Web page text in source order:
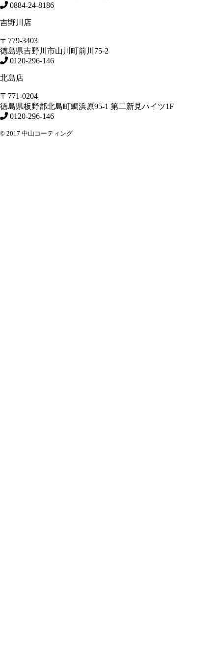
0884-24-8186
吉野川店
〒779-3403
徳島県吉野川市山川町前川75-2
0120-296-146
北島店
〒771-0204
徳島県板野郡北島町鯛浜原95-1 第二新見ハイツ1F
0120-296-146
© 2017 中山コーティング